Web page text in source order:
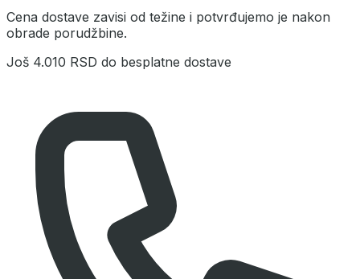
Cena dostave zavisi od težine i potvrđujemo je nakon
obrade porudžbine.
Još 4.010 RSD do besplatne dostave